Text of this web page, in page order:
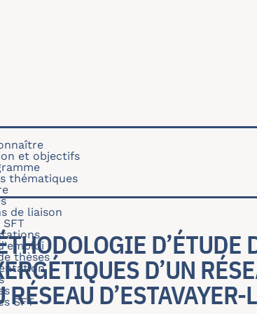
principale
et objectifs
thématiques
de liaison
thèses
SFT
D’ÉTUDE
D’UN
RÉSEAU